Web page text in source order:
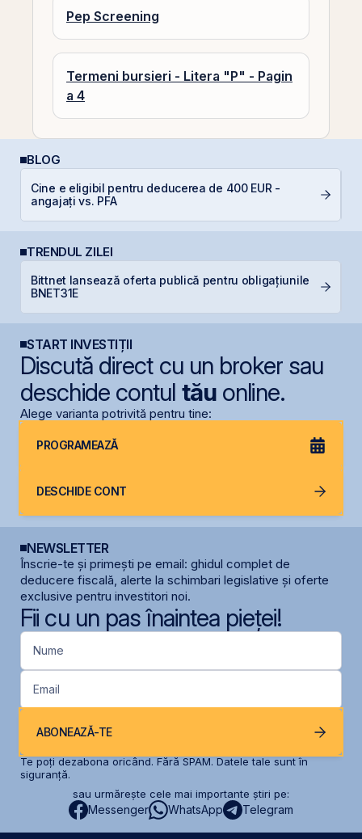
Pep Screening
Termeni bursieri - Litera "P" - Pagin
a 4
BLOG
Cine e eligibil pentru deducerea de 400 EUR -
angajați vs. PFA
TRENDUL ZILEI
Bittnet lansează oferta publică pentru obligațiunile
BNET31E
START INVESTIȚII
Discută direct cu un broker sau
deschide contul tăuonline.
Alege varianta potrivită pentru tine:
PROGRAMEAZĂ
DESCHIDE CONT
NEWSLETTER
Înscrie-te și primești pe email: ghidul complet de
deducere fiscală, alerte la schimbari legislative și oferte
exclusive pentru investitori noi.
Fii cu un pas înaintea pieței!
Nume
Email
ABONEAZĂ-TE
Te poți dezabona oricând. Fără SPAM. Datele tale sunt în
siguranță.
sau urmărește cele mai importante știri pe:
Messenger WhatsApp Telegram